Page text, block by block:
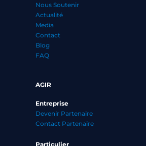
Nous Soutenir
Actualité
Media
Contact
Blog
FAQ
AGIR
Entreprise
Devenir Partenaire
Contact Partenaire
Particulier